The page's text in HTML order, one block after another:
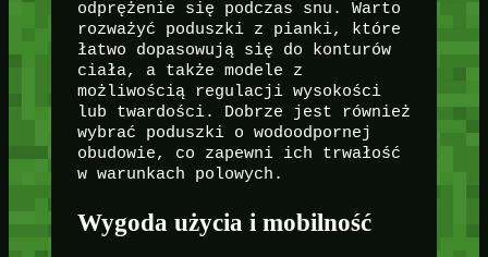
odprężenie się podczas snu. Warto
rozważyć poduszki z pianki, które
łatwo dopasowują się do konturów
ciała, a także modele z
możliwością regulacji wysokości
lub twardości. Dobrze jest również
wybrać poduszki o wodoodpornej
obudowie, co zapewni ich trwałość
w warunkach polowych.
Wygoda użycia i mobilność